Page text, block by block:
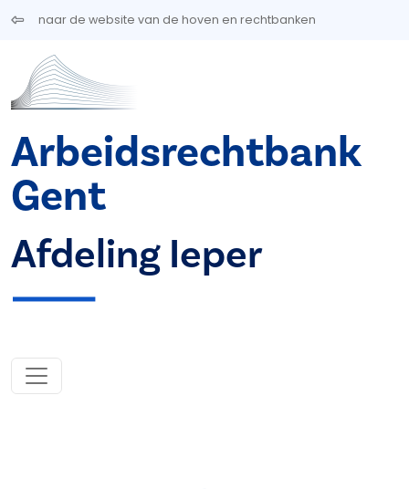
Overslaan en naar de inhoud gaan
naar de website van de hoven en rechtbanken
Arbeidsrechtbank
Gent
Afdeling Ieper